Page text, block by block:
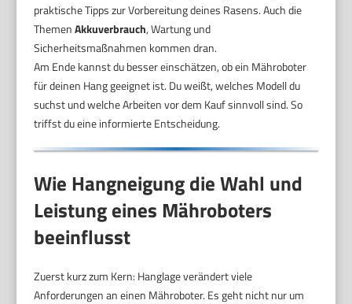
praktische Tipps zur Vorbereitung deines Rasens. Auch die
ThemenAkkuverbrauch, Wartung und
Sicherheitsmaßnahmen kommen dran.
Am Ende kannst du besser einschätzen, ob ein Mähroboter
für deinen Hang geeignet ist. Du weißt, welches Modell du
suchst und welche Arbeiten vor dem Kauf sinnvoll sind. So
triffst du eine informierte Entscheidung.
Wie Hangneigung die Wahl und
Leistung eines Mähroboters
beeinflusst
Zuerst kurz zum Kern: Hanglage verändert viele
Anforderungen an einen Mähroboter. Es geht nicht nur um